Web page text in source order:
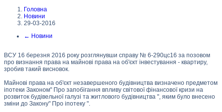
Головна
Новини
29-03-2016
← Новини
ВСУ 16 березня 2016 року розглянувши справу № 6-290цс16 за позовом
про визнання права на майнові права на об'єкт інвестування - квартиру,
зробив такий висновок.
Майнові права на об'єкт незавершеного будівництва визначено предметом
іпотеки Законом" Про запобігання впливу світової фінансової кризи на
розвиток будівельної галузі та житлового будівництва ", яким було внесено
зміни до Закону" Про іпотеку ".